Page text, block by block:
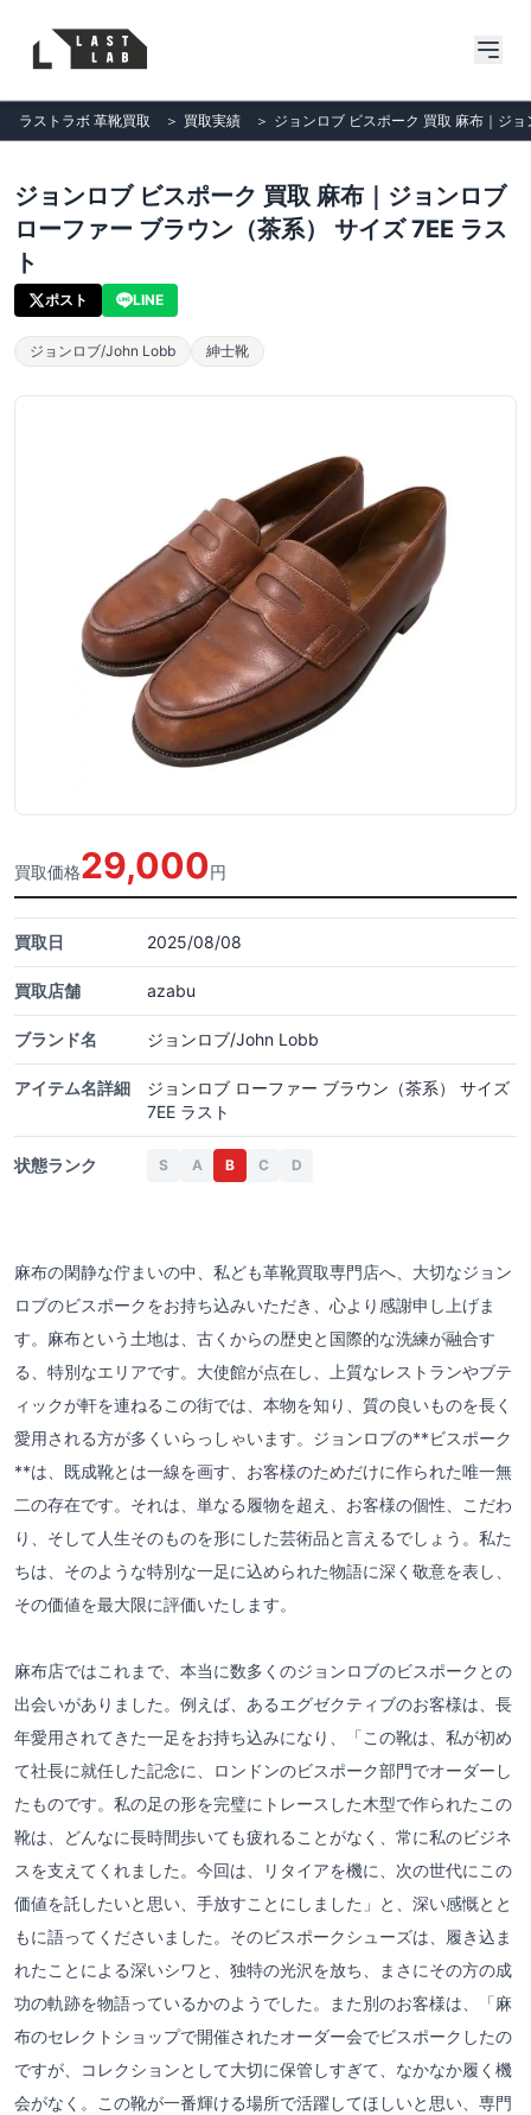
ラストラボ 革靴買取 ＞ 買取実績 ＞ ジョンロブ ビスポーク 買取 麻布｜ジ
ジョンロブ ビスポーク 買取 麻布｜ジョンロブ
ローファー ブラウン（茶系） サイズ 7EE ラス
ト
ポスト LINE
ジョンロブ/John Lobb 紳士靴
買取価格29,000円
買取日 2025/08/08
買取店舗 azabu
ブランド名 ジョンロブ/John Lobb
アイテム名詳細
ジョンロブ ローファー ブラウン（茶系） サイズ
7EE ラスト
状態ランク S A B C D
麻布の閑静な佇まいの中、私ども革靴買取専門店へ、大切なジョン
ロブのビスポークをお持ち込みいただき、心より感謝申し上げま
す。麻布という土地は、古くからの歴史と国際的な洗練が融合す
る、特別なエリアです。大使館が点在し、上質なレストランやブテ
ィックが軒を連ねるこの街では、本物を知り、質の良いものを長く
愛用される方が多くいらっしゃいます。ジョンロブの**ビスポーク
**は、既成靴とは一線を画す、お客様のためだけに作られた唯一無
二の存在です。それは、単なる履物を超え、お客様の個性、こだわ
り、そして人生そのものを形にした芸術品と言えるでしょう。私た
ちは、そのような特別な一足に込められた物語に深く敬意を表し、
その価値を最大限に評価いたします。
麻布店ではこれまで、本当に数多くのジョンロブのビスポークとの
出会いがありました。例えば、あるエグゼクティブのお客様は、長
年愛用されてきた一足をお持ち込みになり、「この靴は、私が初め
て社長に就任した記念に、ロンドンのビスポーク部門でオーダーし
たものです。私の足の形を完璧にトレースした木型で作られたこの
靴は、どんなに長時間歩いても疲れることがなく、常に私のビジネ
スを支えてくれました。今回は、リタイアを機に、次の世代にこの
価値を託したいと思い、手放すことにしました」と、深い感慨とと
もに語ってくださいました。そのビスポークシューズは、履き込ま
れたことによる深いシワと、独特の光沢を放ち、まさにその方の成
功の軌跡を物語っているかのようでした。また別のお客様は、「麻
布のセレクトショップで開催されたオーダー会でビスポークしたの
ですが、コレクションとして大切に保管しすぎて、なかなか履く機
会がなく。この靴が一番輝ける場所で活躍してほしいと思い、専門